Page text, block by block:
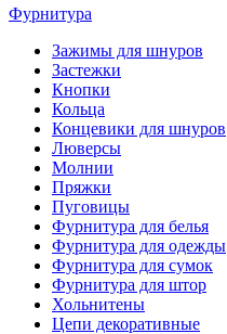
Фурнитура
Зажимы для шнуров
Застежки
Кнопки
Кольца
Концевики для шнуров
Люверсы
Молнии
Пряжки
Пуговицы
Фурнитура для белья
Фурнитура для одежды
Фурнитура для сумок
Фурнитура для штор
Хольнитены
Цепи декоративные